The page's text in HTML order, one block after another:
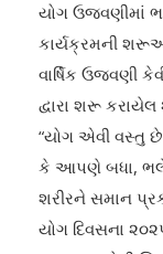
યોગ ઉજવણીમાં
કાર્યક્રમની
વાર્ષિક ઉજવણી
દ્વારા શરૂ
“યોગ એવી વસ્તુ
કે આપણે બધા,
શરીરને સમાન
યોગ દિવસના